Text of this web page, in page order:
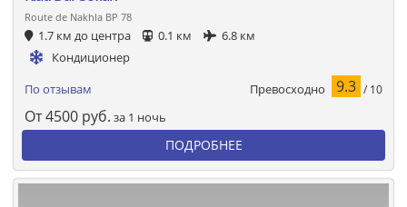
Route de Nakhla BP 78
1.7 км до центра 0.1 км
6.8 км
Кондиционер
По отзывам Превосходно 9.3 / 10
От4500 руб. за 1 ночь
ПОДРОБНЕЕ